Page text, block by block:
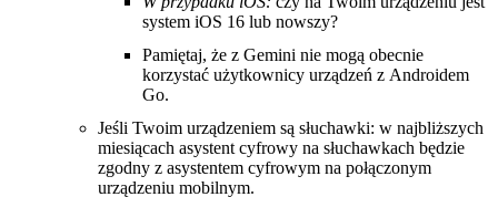
system iOS 16 lub nowszy?
Pamiętaj, że z Gemini nie mogą obecnie
korzystać użytkownicy urządzeń z Androidem
Go.
Jeśli Twoim urządzeniem są słuchawki: w najbliższych
miesiącach asystent cyfrowy na słuchawkach będzie
zgodny z asystentem cyfrowym na połączonym
urządzeniu mobilnym.